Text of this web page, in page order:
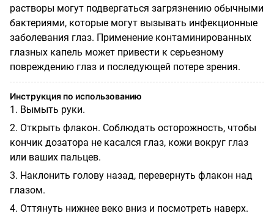
растворы могут подвергаться загрязнению обычными
бактериями, которые могут вызывать инфекционные
заболевания глаз. Применение контаминированных
глазных капель может привести к серьезному
повреждению глаз и последующей потере зрения.
Инструкция по использованию
1. Вымыть руки.
2. Открыть флакон. Соблюдать осторожность, чтобы
кончик дозатора не касался глаз, кожи вокруг глаз
или ваших пальцев.
3. Наклонить голову назад, перевернуть флакон над
глазом.
4. Оттянуть нижнее веко вниз и посмотреть наверх.